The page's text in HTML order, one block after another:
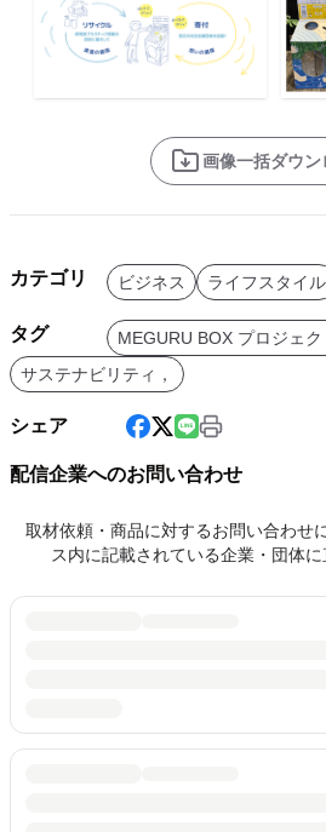
画像一括ダウン
カテゴリ ビジネス ライフスタイル
タグ MEGURU BOX プロジェク
サステナビリティ，
シェア
配信企業へのお問い合わせ
取材依頼・商品に対するお問い合わせ
ス内に記載されている企業・団体に